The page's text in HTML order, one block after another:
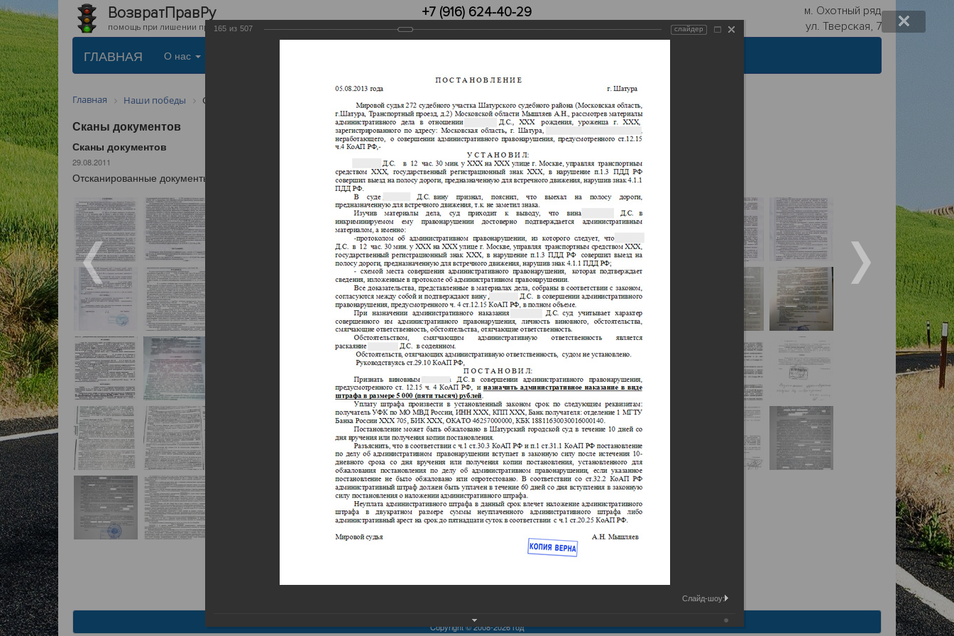
ВозвратПравРу
помощь при лишении прав
+7 (916) 624-40-29
м. Охотный ряд
ул. Тверская, 7
ГЛАВНАЯ О нас
Главная Наши победы Сканы документов
Сканы документов
Сканы документов
29.08.2011
Отсканированные документы выигранных дел по возврату прав.
ВозвратПравРу
Copyright © 2008-2026 год
165 из 507 слайдер
Слайд-шоу: